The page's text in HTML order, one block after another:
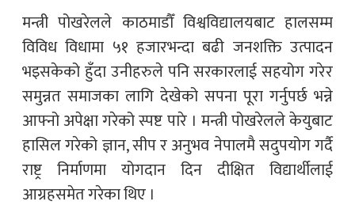
मन्त्री पोखरेलले काठमाडौँ विश्वविद्यालयबाट हालसम्म
विविध विधामा ५१ हजारभन्दा बढी जनशक्ति उत्पादन
भइसकेको हुँदा उनीहरुले पनि सरकारलाई सहयोग गरेर
समुन्नत समाजका लागि देखेको सपना पूरा गर्नुपर्छ भन्ने
आफ्नो अपेक्षा गरेको स्पष्ट पारे । मन्त्री पोखरेलले केयुबाट
हासिल गरेको ज्ञान, सीप र अनुभव नेपालमै सदुपयोग गर्दै
राष्ट्र निर्माणमा योगदान दिन दीक्षित विद्यार्थीलाई
आग्रहसमेत गरेका थिए ।